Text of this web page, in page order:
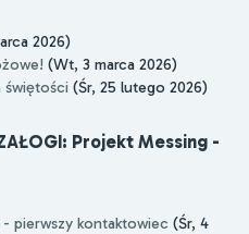
2026)
(Wt, 3 marca 2026)
świętości (Śr, 25 lutego 2026)
Projekt Messing -
- pierwszy kontaktowiec (Śr, 4